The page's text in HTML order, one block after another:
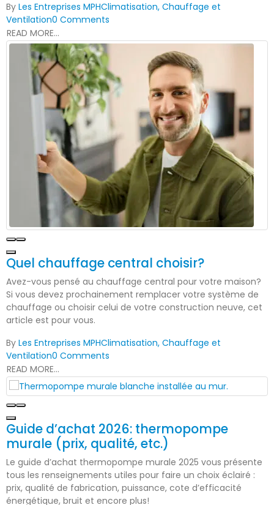
By Les Entreprises MPHClimatisation, Chauffage et
Ventilation0 Comments
READ MORE...
Quel chauffage central choisir?
Avez-vous pensé au chauffage central pour votre maison?
Si vous devez prochainement remplacer votre système de
chauffage ou choisir celui de votre construction neuve, cet
article est pour vous.
By Les Entreprises MPHClimatisation, Chauffage et
Ventilation0 Comments
READ MORE...
Guide d’achat 2026: thermopompe
murale (prix, qualité, etc.)
Le guide d’achat thermopompe murale 2025 vous présente
tous les renseignements utiles pour faire un choix éclairé :
prix, qualité de fabrication, puissance, cote d’efficacité
énergétique, bruit et encore plus!